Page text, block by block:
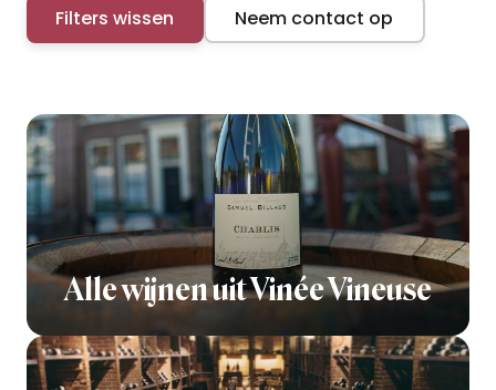
Filters wissen Neem contact op
Alle wijnen uit Vinée Vineuse